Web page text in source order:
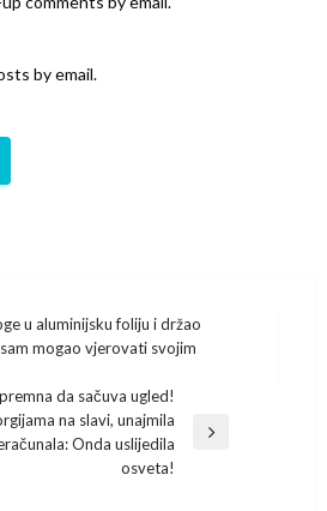
by email.
u aluminijsku foliju i držao
mogao vjerovati svojim
da sačuva ugled!
na slavi, unajmila
Onda uslijedila
osveta!